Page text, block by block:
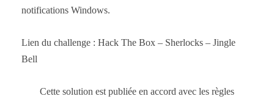
notifications Windows.
Lien du challenge : Hack The Box – Sherlocks – Jingle
Bell
Cette solution est publiée en accord avec les règles